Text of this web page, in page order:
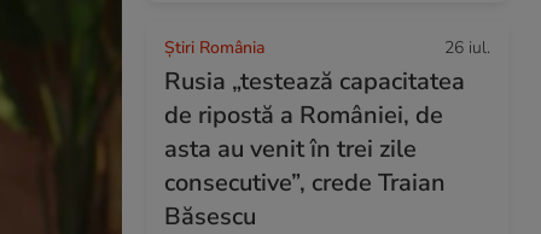
Știri România 26 iul.
Rusia „testează capacitatea
de ripostă a României, de
asta au venit în trei zile
consecutive”, crede Traian
Băsescu